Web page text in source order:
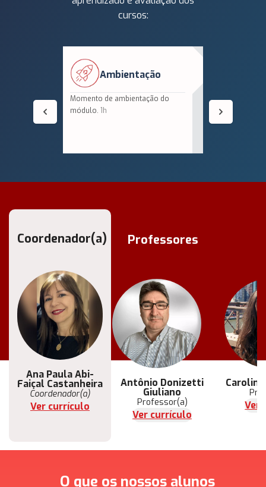
cursos:
Ambientação
Momento de ambientação do
módulo.1h
do
Coordenador(a)
Ana Paula Abi-
Faiçal Castanheira
Coordenador(a)
Ver currículo
Professores
Antônio Donizetti
Giuliano
Professor(a)
Ver currículo
Ver
O que os nossos alunos